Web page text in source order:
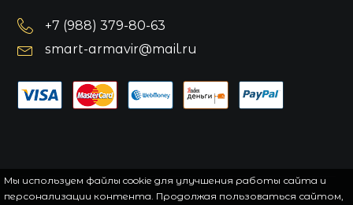
+7 (988) 379-80-63
smart-armavir@mail.ru
Мы используем файлы cookie для улучшения работы сайта и
персонализации контента. Продолжая пользоваться сайтом,